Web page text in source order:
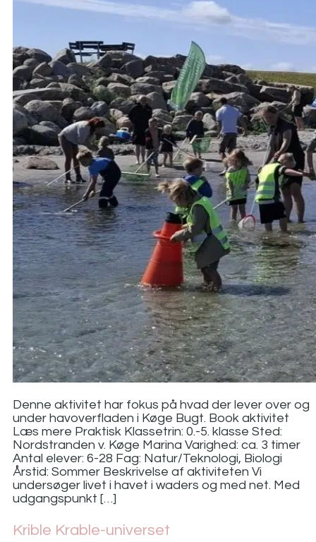
Denne aktivitet har fokus på hvad der lever over og
under havoverfladen i Køge Bugt. Book aktivitet
Læs mere Praktisk Klassetrin: 0.-5. klasse Sted:
Nordstranden v. Køge Marina Varighed: ca. 3 timer
Antal elever: 6-28 Fag: Natur/Teknologi, Biologi
Årstid: Sommer Beskrivelse af aktiviteten Vi
undersøger livet i havet i waders og med net. Med
udgangspunkt […]
Krible Krable-universet